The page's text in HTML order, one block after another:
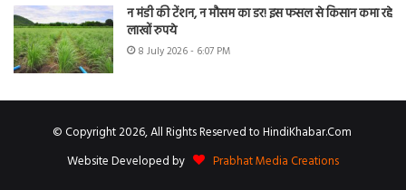
न मंडी की टेंशन, न मौसम का डर! इस फसल से किसान कमा रहे
लाखों रुपये
8 July 2026 - 6:07 PM
© Copyright 2026, All Rights Reserved to HindiKhabar.Com
Website Developed by
Prabhat Media Creations